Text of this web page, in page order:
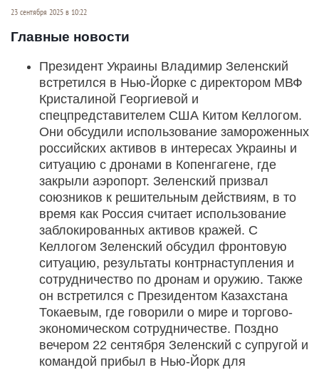
23 сентября 2025 в 10:22
Главные новости
Президент Украины Владимир Зеленский
встретился в Нью-Йорке с директором МВФ
Кристалиной Георгиевой и
спецпредставителем США Китом Келлогом.
Они обсудили использование замороженных
российских активов в интересах Украины и
ситуацию с дронами в Копенгагене, где
закрыли аэропорт. Зеленский призвал
союзников к решительным действиям, в то
время как Россия считает использование
заблокированных активов кражей. С
Келлогом Зеленский обсудил фронтовую
ситуацию, результаты контрнаступления и
сотрудничество по дронам и оружию. Также
он встретился с Президентом Казахстана
Токаевым, где говорили о мире и торгово-
экономическом сотрудничестве. Поздно
вечером 22 сентября Зеленский с супругой и
командой прибыл в Нью-Йорк для